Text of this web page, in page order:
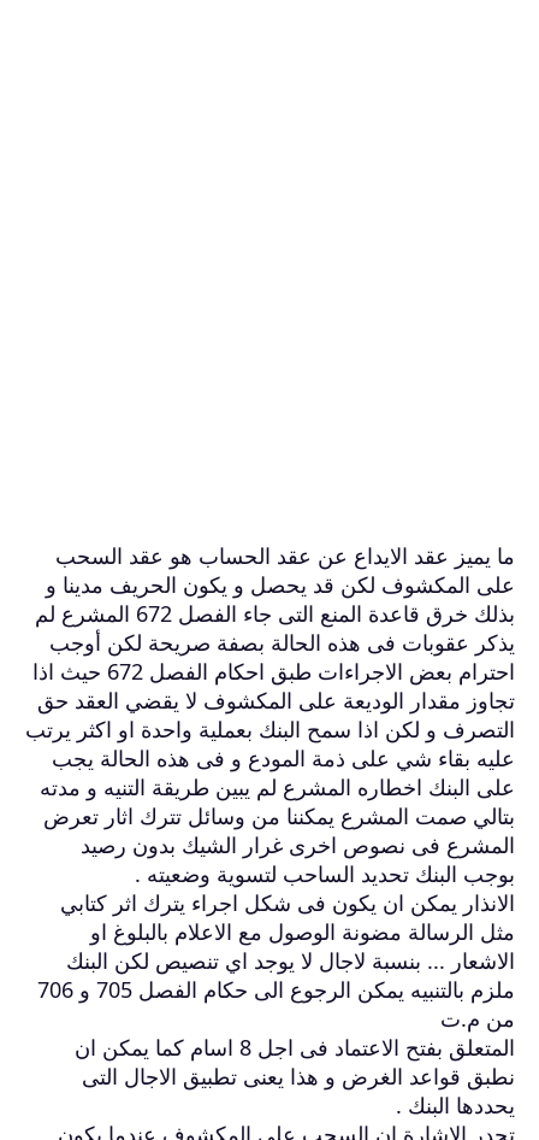
ما يميز عقد الايداع عن عقد الحساب هو عقد السحب
على المكشوف لكن قد يحصل و يكون الحريف مدينا و
بذلك خرق قاعدة المنع التى جاء الفصل 672 المشرع لم
يذكر عقوبات فى هذه الحالة بصفة صريحة لكن أوجب
احترام بعض الاجراءات طبق احكام الفصل 672 حيث اذا
تجاوز مقدار الوديعة على المكشوف لا يقضي العقد حق
التصرف و لكن اذا سمح البنك بعملية واحدة او اكثر يرتب
عليه بقاء شي على ذمة المودع و فى هذه الحالة يجب
على البنك اخطاره المشرع لم يبين طريقة التنيه و مدته
بتالي صمت المشرع يمكننا من وسائل تترك اثار تعرض
المشرع فى نصوص اخرى غرار الشيك بدون رصيد
بوجب البنك تحديد الساحب لتسوية وضعيته .
الانذار يمكن ان يكون فى شكل اجراء يترك اثر كتابي
مثل الرسالة مضونة الوصول مع الاعلام بالبلوغ او
الاشعار ... بنسبة لاجال لا يوجد اي تنصيص لكن البنك
ملزم بالتنبيه يمكن الرجوع الى حكام الفصل 705 و 706
من م.ت
المتعلق بفتح الاعتماد فى اجل 8 اسام كما يمكن ان
نطبق قواعد الغرض و هذا يعنى تطبيق الاجال التى
يحددها البنك .
تجدر الاشارة ان السحب على المكشوف عندما يكون